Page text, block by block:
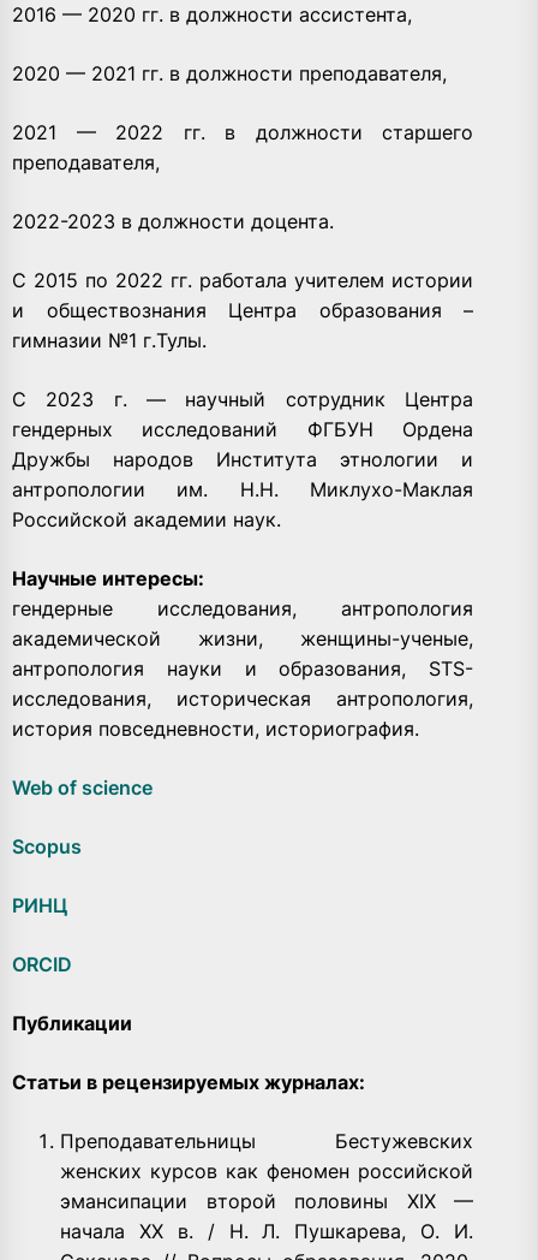
2016 — 2020 гг. в должности ассистента,
2020 — 2021 гг. в должности преподавателя,
2021 — 2022 гг. в должности старшего
преподавателя,
2022-2023 в должности доцента.
С 2015 по 2022 гг. работала учителем истории
и обществознания Центра образования –
гимназии №1 г.Тулы.
С 2023 г. — научный сотрудник Центра
гендерных исследований ФГБУН Ордена
Дружбы народов Института этнологии и
антропологии им. Н.Н. Миклухо-Маклая
Российской академии наук.
Научные интересы:
гендерные исследования, антропология
академической жизни, женщины-ученые,
антропология науки и образования, STS-
исследования, историческая антропология,
история повседневности, историография.
Web of science
Scopus
РИНЦ
ORCID
Публикации
Статьи в рецензируемых журналах:
Преподавательницы Бестужевских
женских курсов как феномен российской
эмансипации второй половины XIX —
начала ХХ в. / Н. Л. Пушкарева, О. И.